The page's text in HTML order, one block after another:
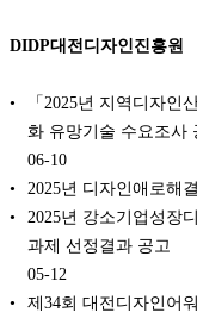
DIDP대전디자인진흥원
「2025년 지역디자
화 유망기술 수요조사
06-10
2025년 디자인애로해
2025년 강소기업성장
과제 선정결과 공고
05-12
제34회 대전디자인어